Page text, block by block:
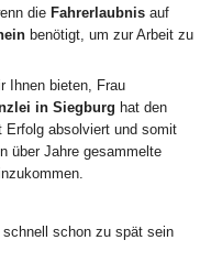
die Fahrerlaubnis auf
benötigt, um zur Arbeit zu
Ihnen bieten, Frau
in Siegburg hat den
absolviert und somit
über Jahre gesammelte
schon zu spät sein